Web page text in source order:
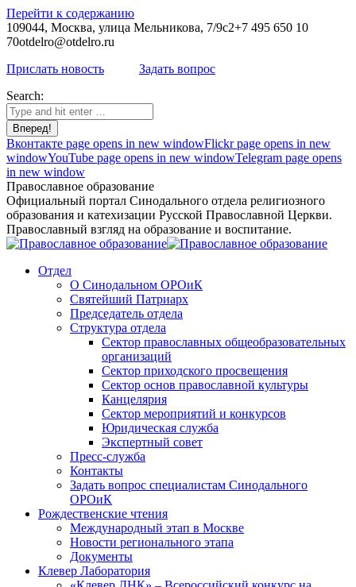
Перейти к содержанию
109044, Москва, улица Мельникова, 7/9с2+7 495 650 10
70otdelro@otdelro.ru
Прислать новость
Задать вопрос
Search:
Вконтакте page opens in new windowFlickr page opens in new
windowYouTube page opens in new windowTelegram page opens
in new window
Православное образование
Официальный портал Синодального отдела религиозного
образования и катехизации Русской Православной Церкви.
Православный взгляд на образование и воспитание.
Отдел
О Синодальном ОРОиК
Святейший Патриарх
Председатель отдела
Структура отдела
Сектор православных общеобразовательных
организаций
Сектор приходского просвещения
Сектор основ православной культуры
Канцелярия
Сектор мероприятий и конкурсов
Юридическая служба
Экспертный совет
Пресс-служба
Контакты
Задать вопрос специалистам Синодального
ОРОиК
Рождественские чтения
Международный этап в Москве
Новости регионального этапа
Документы
Клевер Лаборатория